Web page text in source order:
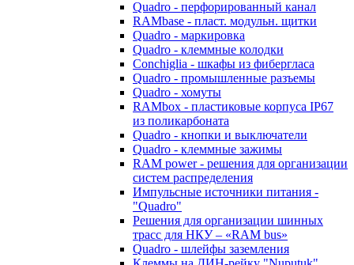
Quadro - перфорированный канал
RAMbase - пласт. модульн. щитки
Quadro - маркировка
Quadro - клеммные колодки
Conchiglia - шкафы из фибергласа
Quadro - промышленные разъемы
Quadro - хомуты
RAMbox - пластиковые корпуса IP67
из поликарбоната
Quadro - кнопки и выключатели
Quadro - клеммные зажимы
RAM power - решения для организации
систем распределения
Импульсные источники питания -
"Quadro"
Решения для организации шинных
трасс для НКУ – «RAM bus»
Quadro - шлейфы заземления